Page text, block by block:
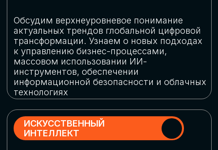
Выясним, как в наши дни уверенно
защищать свой бизнес от киберугроз
РОБОТИЗАЦИЯ
Узнаем, в каких отраслях ИИ
«материализуется», какие роботы
решают сложные бизнес-задачи, а где
только обсуждают концепции
роботизации и потенциальные бюджеты
на тестирование образцов